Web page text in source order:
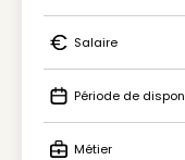
Icon Type de
Icon Salaire
Salaire
Icon Période de
Période de
Métier